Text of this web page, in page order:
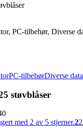
PC-tilbehør, Diverse
PC-tilbehørDiverse
støvblåser
med 2 av 5 stjerner.22